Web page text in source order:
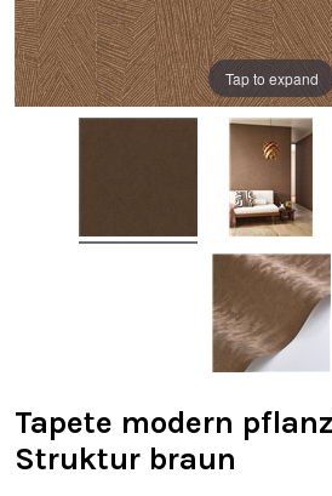
Tap to expand
Tapete modern
Struktur braun